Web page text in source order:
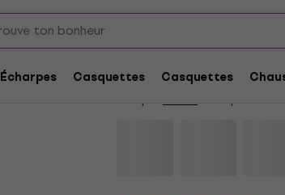
Écharpes Casquettes Casquettes
L'offre est terminée
Marvel Comics
Marque: Code produit: